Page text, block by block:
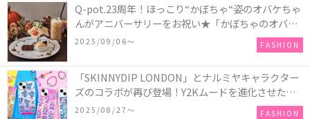
Q-pot.23周年！ほっこり“かぼちゃ“姿のオバケちゃ
んがアニバーサリーをお祝い★「かぼちゃのオバケ
ーキアクセサリー」が新発売！Q-pot CAFE.では
「かぼちゃのオバケーキプレート」も登場
2025/09/06〜 FASHION
「SKINNYDIP LONDON」とナルミヤキャラクター
ズのコラボが再び登場！Y2Kムードを進化させた新
作コレクションを発売♪
2025/08/27〜 FASHION